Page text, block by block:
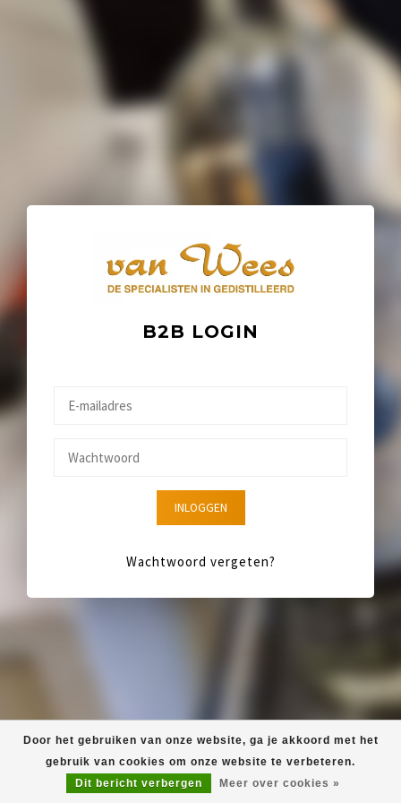
B2B LOGIN
INLOGGEN
Wachtwoord vergeten?
Door het gebruiken van onze website, ga je akkoord met het
gebruik van cookies om onze website te verbeteren.
Dit bericht verbergen
Meer over cookies »